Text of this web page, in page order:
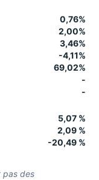
0,76%
2,00%
3,46%
-4,11%
69,02%
-
-
5,07 %
2,09 %
-20,49 %
pas des